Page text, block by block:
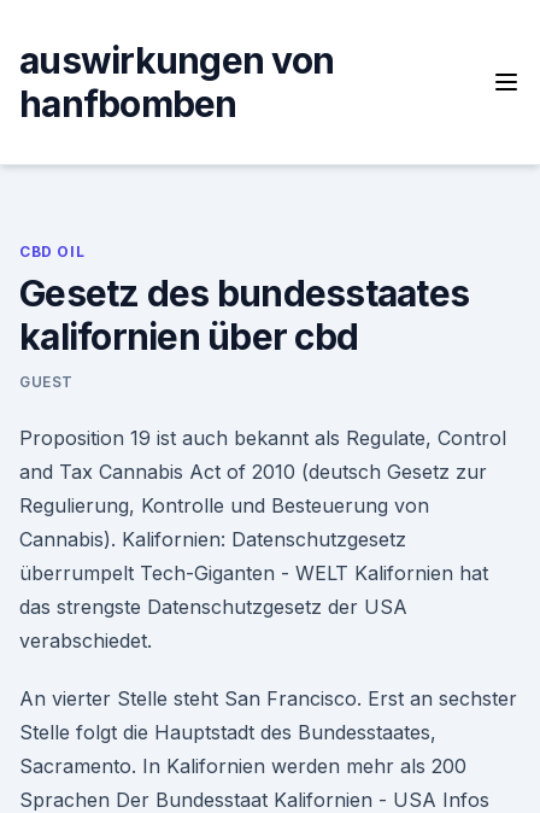
content
auswirkungen von
hanfbomben
CBD OIL
Gesetz des bundesstaates
kalifornien über cbd
GUEST
Proposition 19 ist auch bekannt als Regulate, Control
and Tax Cannabis Act of 2010 (deutsch Gesetz zur
Regulierung, Kontrolle und Besteuerung von
Cannabis). Kalifornien: Datenschutzgesetz
überrumpelt Tech-Giganten - WELT Kalifornien hat
das strengste Datenschutzgesetz der USA
verabschiedet.
An vierter Stelle steht San Francisco. Erst an sechster
Stelle folgt die Hauptstadt des Bundesstaates,
Sacramento. In Kalifornien werden mehr als 200
Sprachen Der Bundesstaat Kalifornien - USA Infos